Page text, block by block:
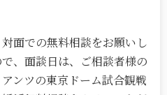
面での無料相談をお願いし
、面談日は、ご相談者様の
ンツの東京ドーム試合観戦